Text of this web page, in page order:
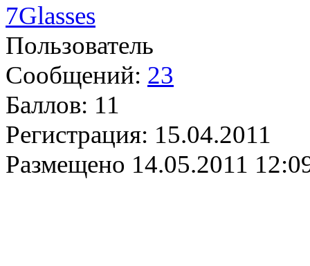
7Glasses
Пользователь
Сообщений: 23
Баллов: 11
Регистрация: 15.04.2011
Размещено 14.05.2011